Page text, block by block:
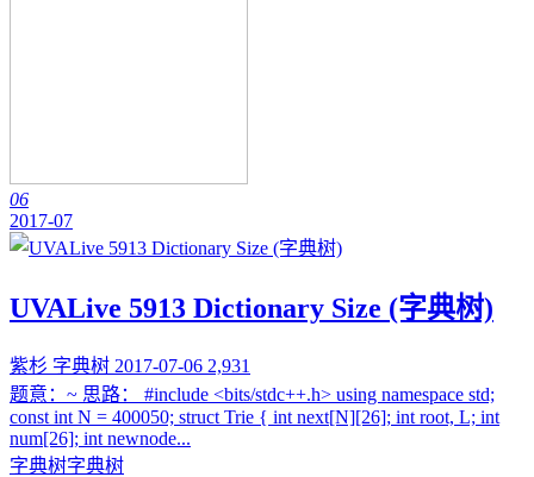
06
2017-07
UVALive 5913 Dictionary Size (字典树)
紫杉 字典树 2017-07-06 2,931
题意：~ 思路： #include <bits/stdc++.h> using namespace std;
const int N = 400050; struct Trie { int next[N][26]; int root, L; int
num[26]; int newnode...
字典树字典树